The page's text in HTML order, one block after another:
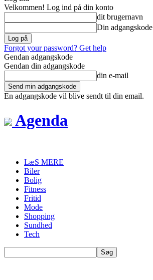
Velkommen! Log ind på din konto
dit brugernavn
Din adgangskode
Forgot your password? Get help
Gendan adgangskode
Gendan din adgangskode
din e-mail
En adgangskode vil blive sendt til din email.
Agenda
LæS MERE
Biler
Bolig
Fitness
Fritid
Mode
Shopping
Sundhed
Tech